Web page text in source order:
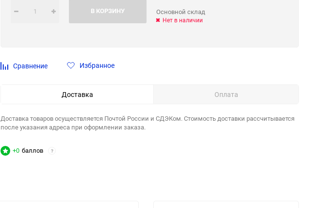
В КОРЗИНУ Основной склад
Нет в наличии
Сравнение Избранное
Доставка Оплата
Доставка товаров осуществляется Почтой России и СДЭКом. Стоимость доставки рассчитывается
после указания адреса при оформлении заказа.
+0 баллов ?